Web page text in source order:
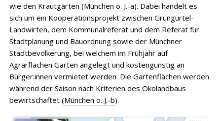
wie den Krautgärten (München o. J.-a). Dabei handelt es
sich um ein Kooperationsprojekt zwischen Grüngürtel-
Landwirten, dem Kommunalreferat und dem Referat für
Stadtplanung und Bauordnung sowie der Münchner
Stadtbevölkerung, bei welchem im Frühjahr auf
Agrarflächen Gärten angelegt und kostengünstig an
Bürger:innen vermietet werden. Die Gartenflächen werden
während der Saison nach Kriterien des Ökolandbaus
bewirtschaftet (München o. J.-b).